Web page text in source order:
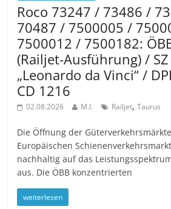
Roco 73247 / 73486 /
70487 / 7500005 /
7500012 / 7500182:
(Railjet-Ausführung) /
„Leonardo da Vinci“ /
CD 1216
02.08.2026 M.I. Railjet,Taurus
Die Öffnung der
Europäischen
nachhaltig auf das
aus. Die ÖBB konzentrierten
weiterlesen